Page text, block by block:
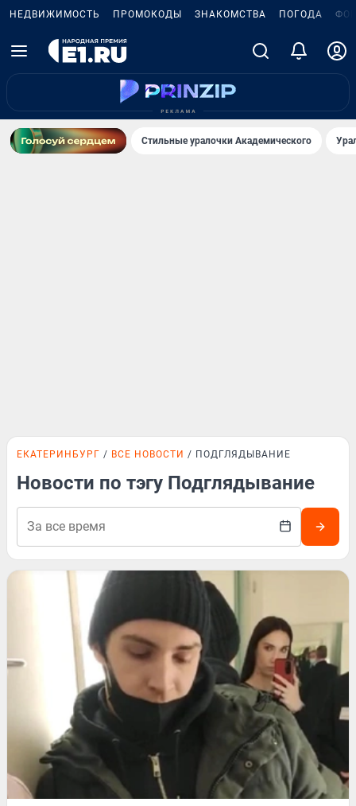
НЕДВИЖИМОСТЬ ПРОМОКОДЫ ЗНАКОМСТВА ПОГОДА
Стильные уралочки Академического
ЕКАТЕРИНБУРГ ВСЕ НОВОСТИ ПОДГЛЯДЫВАНИЕ
Новости по тэгу Подглядывание